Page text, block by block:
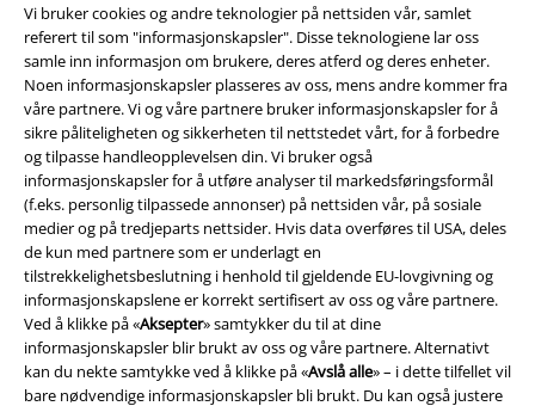
Vi bruker cookies og andre teknologier på nettsiden vår, samlet
referert til som "informasjonskapsler". Disse teknologiene lar oss
samle inn informasjon om brukere, deres atferd og deres enheter.
Noen informasjonskapsler plasseres av oss, mens andre kommer fra
våre partnere. Vi og våre partnere bruker informasjonskapsler for å
sikre påliteligheten og sikkerheten til nettstedet vårt, for å forbedre
og tilpasse handleopplevelsen din. Vi bruker også
informasjonskapsler for å utføre analyser til markedsføringsformål
(f.eks. personlig tilpassede annonser) på nettsiden vår, på sosiale
medier og på tredjeparts nettsider. Hvis data overføres til USA, deles
de kun med partnere som er underlagt en
tilstrekkelighetsbeslutning i henhold til gjeldende EU-lovgivning og
informasjonskapslene er korrekt sertifisert av oss og våre partnere.
Ved å klikke på «Aksepter» samtykker du til at dine
informasjonskapsler blir brukt av oss og våre partnere. Alternativt
kan du nekte samtykke ved å klikke på «Avslå alle» – i dette tilfellet vil
bare nødvendige informasjonskapsler bli brukt. Du kan også justere
Juridisk informasjon/Vilkår
Vilkår
Impressum
Konfidensialitetserklæring
Avfallshåndtering og miljøbeskyttelse
Samsvarserklæring